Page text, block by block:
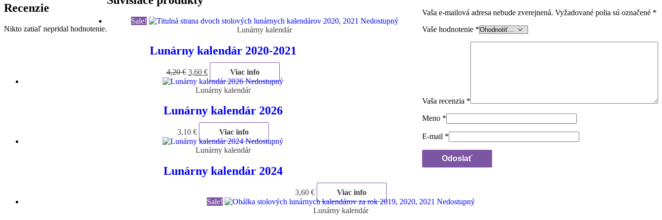
Recenzie
Nikto zatiaľ nepridal hodnotenie.
Vaša e-mailová adresa nebude zverejnená. Vyžadované polia sú označené *
Vaše hodnotenie *
Vaša recenzia *
Meno *
E-mail *
Sale!
Nedostupný
Lunárny kalendár
Lunárny kalendár 2020-2021
4,20€ Pôvodná
cena
bola:
3,60 €Aktuálna
cena
je:
Viac info
Nedostupný
Lunárny kalendár
Lunárny kalendár 2026
3,10 €
Viac info
Nedostupný
Lunárny kalendár
Lunárny kalendár 2024
3,60 €
Viac info
Sale!
Nedostupný
Lunárny kalendár